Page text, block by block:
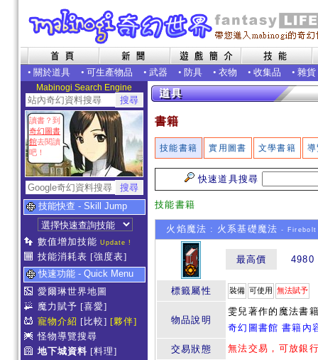
• 關於道具 • 可生產物品 • 武器 • 防具 • 衣物 • 收集品 • 雜貨
Mabinogi Search Engine
讀書？到
奇幻圖書
館去閱讀
吧！
技能快查 - Skill Jump
數值增加技能 Update !
技能消耗表 [強度表]
快速功能 - Quick Menu
愛爾琳世界地圖
魔力賦予 [喜愛]
寵物介紹 [比較] [夥伴]
怪物導覽搜尋
地下城資料 [料理]
書籍
技能書籍 實用圖書 文學書籍
快速道具搜尋
技能書籍
火焰魔法 : 火系基礎魔法 -
最高價 4980
標籤屬性 裝備 可使用 無法賦予
物品說明
雯兒著作的魔法書
奇幻圖書館 書籍內
交易狀態
無法交易，可放銀